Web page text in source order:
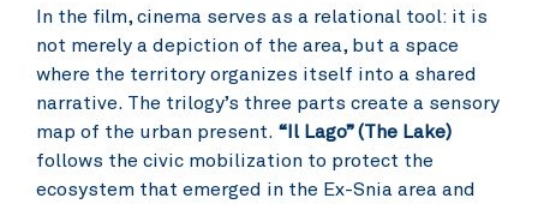
In the film, cinema serves as a relational tool: it is
not merely a depiction of the area, but a space
where the territory organizes itself into a shared
narrative. The trilogy’s three parts create a sensory
map of the urban present. “Il Lago” (The Lake)
follows the civic mobilization to protect the
ecosystem that emerged in the Ex-Snia area and